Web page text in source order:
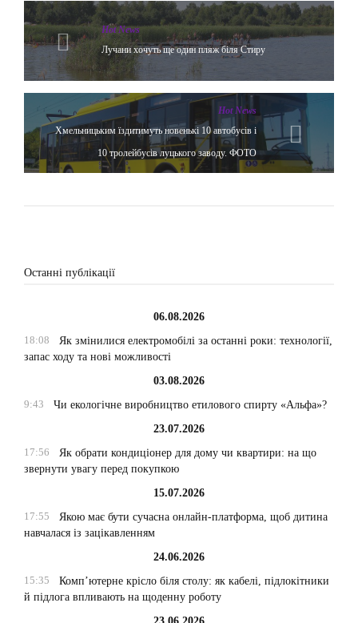
Hot News
Лучани хочуть ще один пляж біля Стиру
Hot News
Хмельницьким їздитимуть новенькі 10 автобусів і
10 тролейбусів луцького заводу. ФОТО
Останні публікації
06.08.2026
18:08
Як змінилися електромобілі за останні роки: технології,
запас ходу та нові можливості
03.08.2026
9:43
Чи екологічне виробництво етилового спирту «Альфа»?
23.07.2026
17:56
Як обрати кондиціонер для дому чи квартири: на що
звернути увагу перед покупкою
15.07.2026
17:55
Якою має бути сучасна онлайн-платформа, щоб дитина
навчалася із зацікавленням
24.06.2026
15:35
Комп’ютерне крісло біля столу: як кабелі, підлокітники
й підлога впливають на щоденну роботу